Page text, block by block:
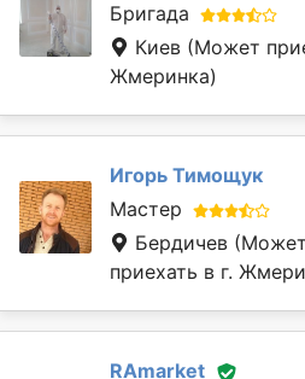
Бригада
Киев (Может
Жмеринка)
Игорь Тимощук
Мастер
Бердичев (Может
приехать в г.
RAmarket